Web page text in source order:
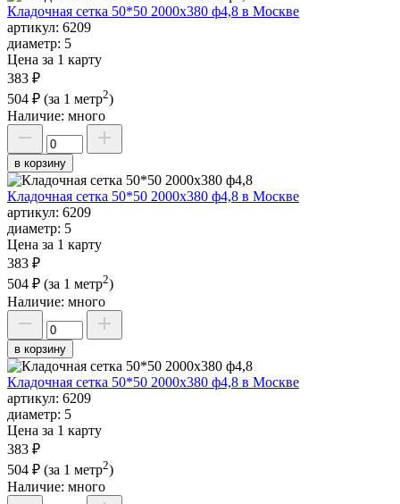
Кладочная сетка 50*50 2000х380 ф4,8 в Москве
артикул: 6209
диаметр: 5
Цена за 1 карту
383 ₽
504 ₽ (за 1 метр2)
Наличие: много
в корзину
Кладочная сетка 50*50 2000х380 ф4,8 в Москве
артикул: 6209
диаметр: 5
Цена за 1 карту
383 ₽
504 ₽ (за 1 метр2)
Наличие: много
в корзину
Кладочная сетка 50*50 2000х380 ф4,8 в Москве
артикул: 6209
диаметр: 5
Цена за 1 карту
383 ₽
504 ₽ (за 1 метр2)
Наличие: много